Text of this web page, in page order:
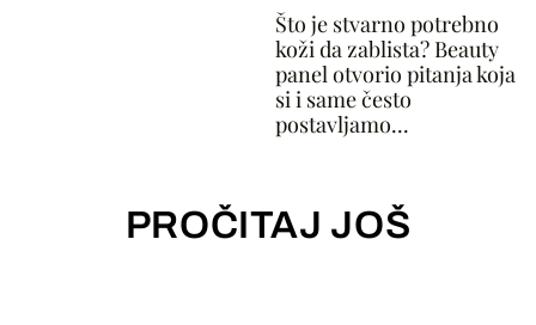
Što je stvarno potrebno
koži da zablista? Beauty
panel otvorio pitanja koja
si i same često
postavljamo...
PROČITAJ JOŠ